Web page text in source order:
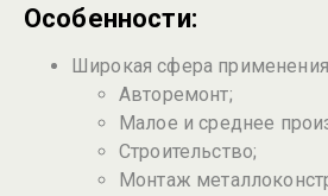
Особенности:
Широкая сфера
Авторемонт;
Малое и среднее
Строительство;
Монтаж